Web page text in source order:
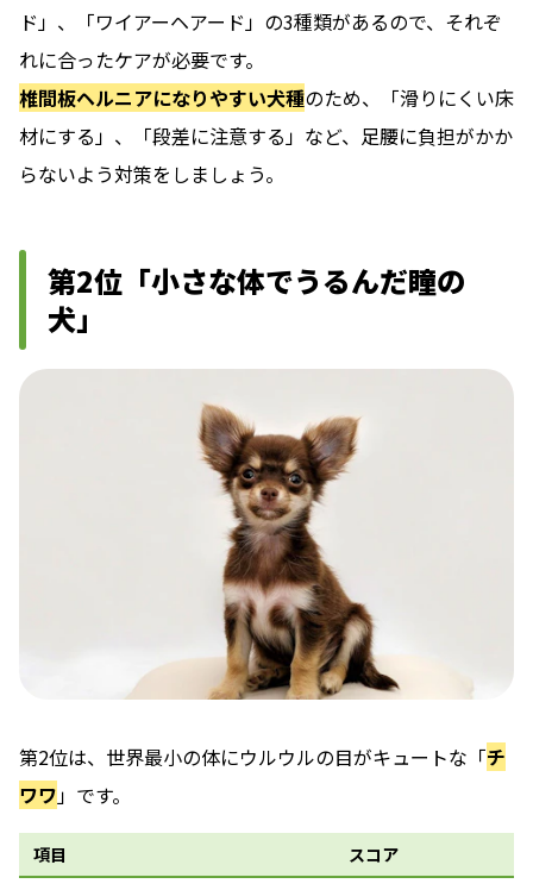
ド」、「ワイアーヘアード」の3種類があるので、それぞ
れに合ったケアが必要です。
椎間板ヘルニアになりやすい犬種のため、「滑りにくい床
材にする」、「段差に注意する」など、足腰に負担がかか
らないよう対策をしましょう。
第2位「小さな体でうるんだ瞳の
犬」
第2位は、世界最小の体にウルウルの目がキュートな「チ
ワワ 」です。
項目 スコア